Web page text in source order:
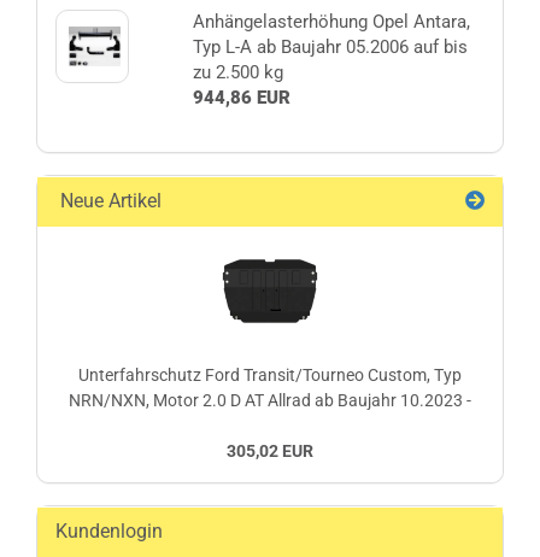
Anhängelasterhöhung Opel Antara,
Typ L-A ab Baujahr 05.2006 auf bis
zu 2.500 kg
944,86 EUR
Neue Artikel
Unterfahrschutz Ford Transit/Tourneo Custom, Typ
NRN/NXN, Motor 2.0 D AT Allrad ab Baujahr 10.2023 -
305,02 EUR
Kundenlogin